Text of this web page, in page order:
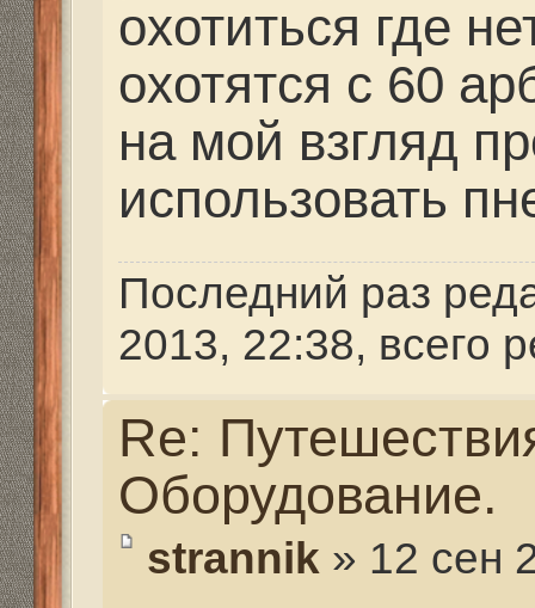
воды на требуемой
дна (не махая
цепляясь за траву и
висеть и все, как в
и будет нулевая
требуемой глубине.
подбирание веса
нулевой плавучести
вес подбирается
на задержке дыхания
поверхности воды. А
начинало